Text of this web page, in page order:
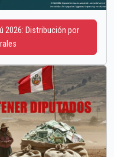
2026: Distribución por